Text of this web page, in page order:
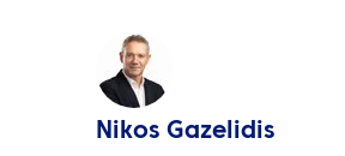
Nikos Gazelidis